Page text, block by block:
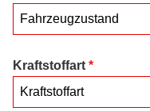
Fahrzeugzustand
Kraftstoffart *
Kraftstoffart